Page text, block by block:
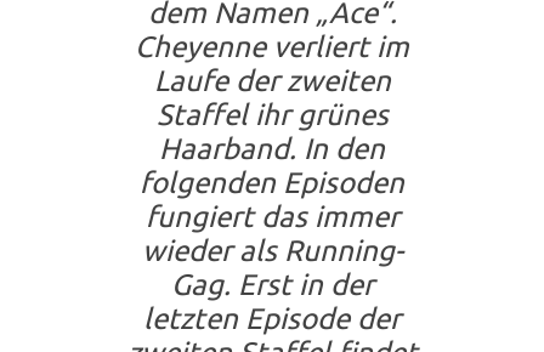
dem Namen „Ace“.
Cheyenne verliert im
Laufe der zweiten
Staffel ihr grünes
Haarband. In den
folgenden Episoden
fungiert das immer
wieder als Running-
Gag. Erst in der
letzten Episode der